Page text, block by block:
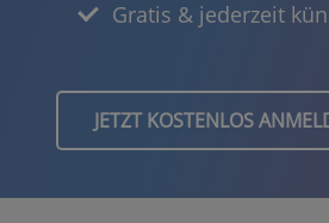
Gratis & jederzeit
JETZT KOSTENLOS